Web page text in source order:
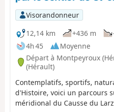
Guilhem – Vallée de l’Hérault
l’itinéraire.
Visorandonneur
12,14 km
+436 m
4h 45
Moyenne
Départ à Montpeyroux
(Hérault)
Contemplatifs, sportifs,
d'Histoire, voici un parcours
méridional du Causse du